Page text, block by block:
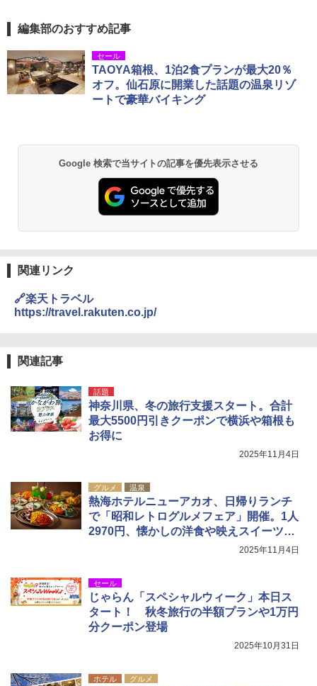
編集部のおすすめ記事
セール
TAOYA箱根、1泊2食プランが最大20％
オフ。仙石原に開業した話題の温泉リゾ
ートで豪華バイキング
Google 検索で当サイトの記事を優先表示させる
関連リンク
🔗楽天トラベル
https://travel.rakuten.co.jp/
関連記事
話題
神奈川県、冬の旅行支援スタート。合計
最大5500円引きクーポンで横浜や箱根も
お得に
2025年11月4日
グルメ 温泉
熱海ホテルニューアカオ、日帰りランチ
で「昭和レトログルメフェア」開催。1人
2970円、懐かしの洋食や映えスイーツ登
2025年11月4日
セール
じゃらん「スペシャルウィーク」本日ス
タート！ 秋冬旅行の半額プランや1万円
分クーポン登場
2025年10月31日
ホテル グルメ